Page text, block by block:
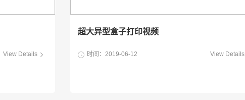
View Details
超大异型盒子打印视频
时间：2019-06-12 View Details